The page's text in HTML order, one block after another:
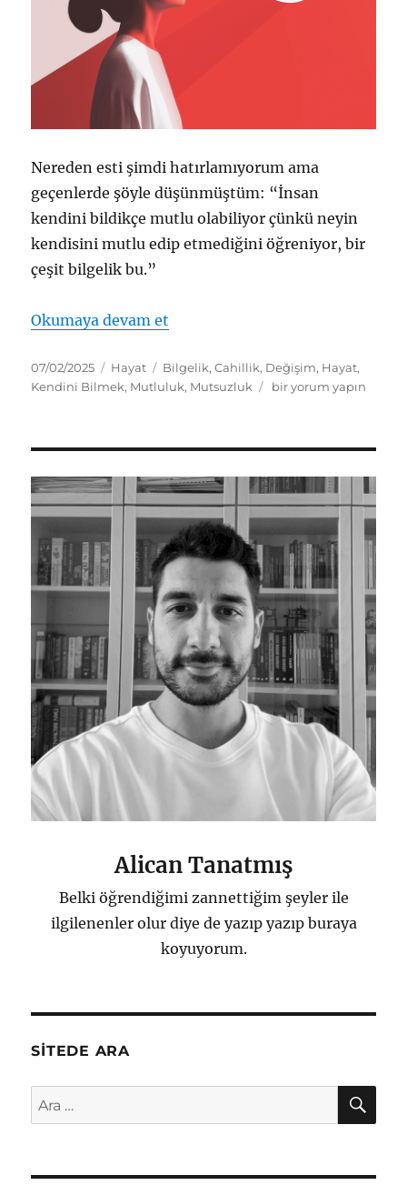
Nereden esti şimdi hatırlamıyorum ama
geçenlerde şöyle düşünmüştüm: “İnsan
kendini bildikçe mutlu olabiliyor çünkü neyin
kendisini mutlu edip etmediğini öğreniyor, bir
çeşit bilgelik bu.”
Okumaya devam et
Yayın
tarihi
07/02/2025 Kategoriler
Hayat Etiketler
Bilgelik,Cahillik, Değişim, Hayat,
Kendini Bilmek, Mutluluk, Mutsuzluk
Kendini
bir yorum yapın
Alican Tanatmış
Belki öğrendiğimi zannettiğim şeyler ile
ilgilenenler olur diye de yazıp yazıp buraya
koyuyorum.
SITEDE ARA
Ara: